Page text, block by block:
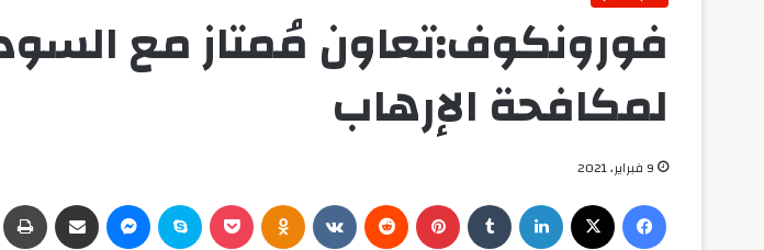
فورونكوف:تعاون مُمتاز مع
لمكافحة الإرهاب
9 فبراير، 2021
فيسبوك لينكدإن بينتيريست Odnoklassniki
‫Pocket سكايب ماسنجر مشاركة عبر البريد